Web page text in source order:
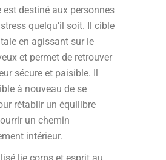
est destiné aux personnes
quelqu’il soit. Il cible
en agissant sur le
et permet de retrouver
sécure et paisible. Il
à nouveau de se
rétablir un équilibre
un chemin
intérieur.
lie corps et esprit au